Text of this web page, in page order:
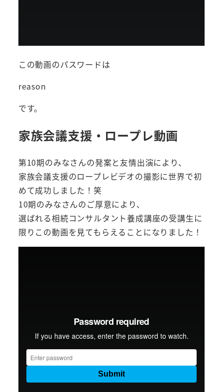
この動画のパスワードは
reason
です。
家族会議支援・ロープレ動画
第10期のみなさんの発案と友情出演により、
家族会議支援のロープレビデオの撮影に世界で初
めて成功しました！笑
10期のみなさんのご厚意により、
選ばれる相続コンサルタント養成講座の受講生に
限りこの動画を見てもらえることになりました！